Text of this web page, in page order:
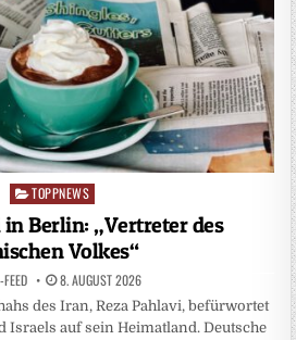
Posted
in
TOPPNEWS
in Berlin: „Vertreter des
Volkes“
8. AUGUST 2026
des Iran, Reza Pahlavi, befürwortet
Israels auf sein Heimatland. Deutsche